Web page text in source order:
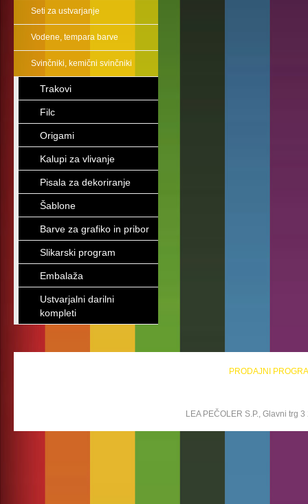
Seti za ustvarjanje
Vodene, tempara barve
Svinčniki, kemični svinčniki
Trakovi
Filc
Origami
Kalupi za vlivanje
Pisala za dekoriranje
Šablone
Barve za grafiko in pribor
Slikarski program
Embalaža
Ustvarjalni darilni
kompleti
PRODAJNI
LEA PEČOLER S.P., Glavni trg